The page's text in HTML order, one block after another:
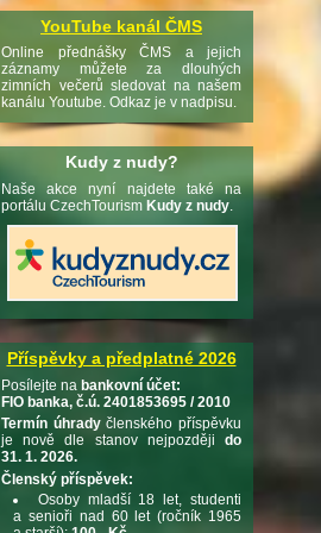
YouTube kanál ČMS
Online přednášky ČMS a jejich
záznamy můžete za dlouhých
zimních večerů sledovat na našem
kanálu Youtube. Odkaz je v nadpisu.
Kudy z nudy?
Naše akce nyní najdete také na
portálu CzechTourism Kudy z nudy
Příspěvky a předplatné 2026
Posílejte na bankovní účet:
FIO banka, č.ú. 2401853695 / 2010
Termín úhradyčlenského příspěvku
je nově dle stanov nejpozději do
31. 1. 2026.
Členský příspěvek:
Osoby mladší 18 let, studenti
a senioři nad 60 let (ročník 1965